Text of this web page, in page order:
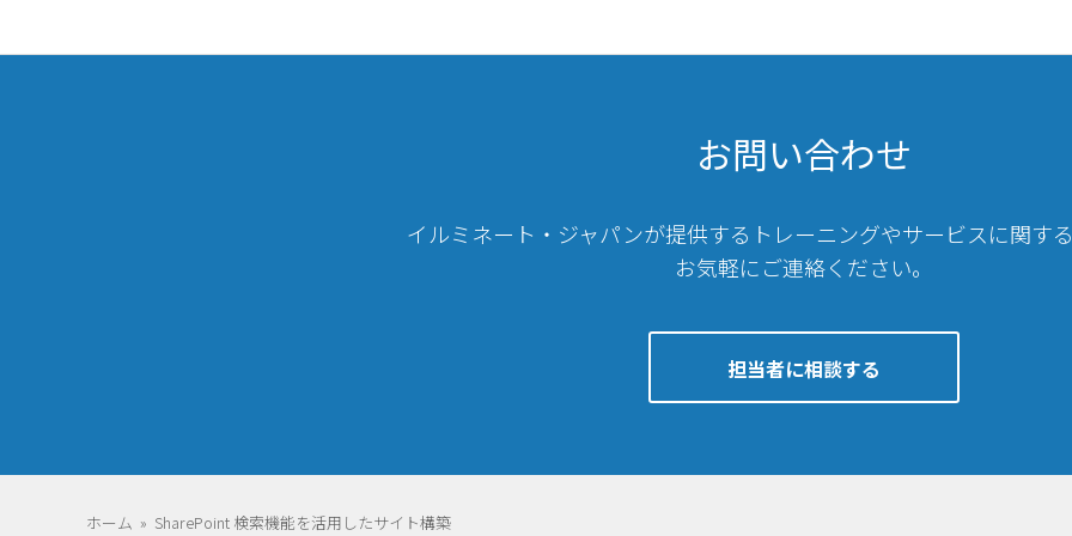
お問い合わせ
イルミネート・ジャパンが提供するトレーニングやサービスに関する
お気軽にご連絡ください。
担当者に相談する
ホーム » SharePoint 検索機能を活用したサイト構築